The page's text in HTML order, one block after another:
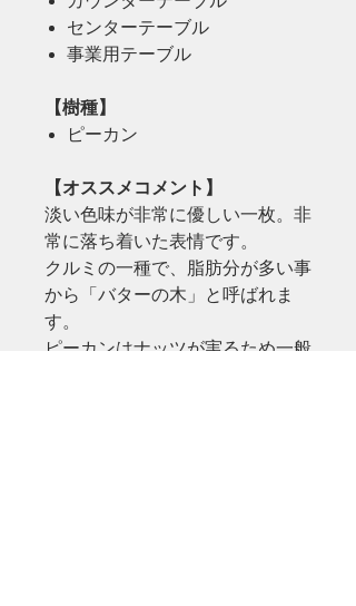
センターテーブル
事業用テーブル
【樹種】
ピーカン
【オススメコメント】
淡い色味が非常に優しい一枚。非
常に落ち着いた表情です。
クルミの一種で、脂肪分が多い事
から「バターの木」と呼ばれま
す。
ピーカンはナッツが実るため一般